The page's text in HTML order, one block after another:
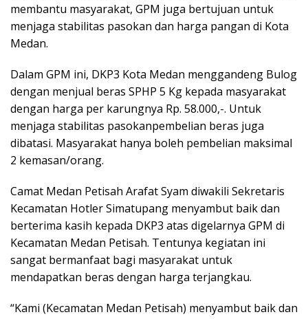
membantu masyarakat, GPM juga bertujuan untuk
menjaga stabilitas pasokan dan harga pangan di Kota
Medan.
Dalam GPM ini, DKP3 Kota Medan menggandeng Bulog
dengan menjual beras SPHP 5 Kg kepada masyarakat
dengan harga per karungnya Rp. 58.000,-. Untuk
menjaga stabilitas pasokanpembelian beras juga
dibatasi. Masyarakat hanya boleh pembelian maksimal
2 kemasan/orang.
Camat Medan Petisah Arafat Syam diwakili Sekretaris
Kecamatan Hotler Simatupang menyambut baik dan
berterima kasih kepada DKP3 atas digelarnya GPM di
Kecamatan Medan Petisah. Tentunya kegiatan ini
sangat bermanfaat bagi masyarakat untuk
mendapatkan beras dengan harga terjangkau.
“Kami (Kecamatan Medan Petisah) menyambut baik dan